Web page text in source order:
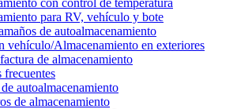
para RV, vehículo y bote
de autoalmacenamiento
vehículo/Almacenamiento en exteriores
de almacenamiento
frecuentes
autoalmacenamiento
de almacenamiento